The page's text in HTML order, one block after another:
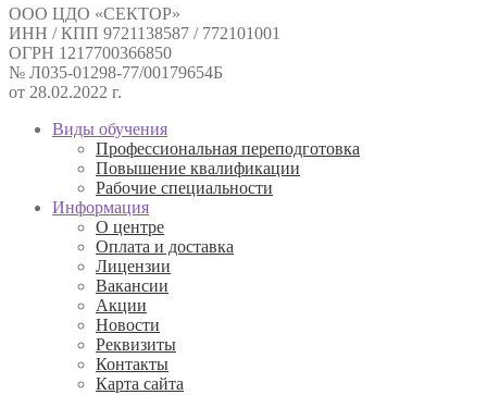
ООО ЦДО «СЕКТОР»
ИНН / КПП 9721138587 / 772101001
ОГРН 1217700366850
№ Л035-01298-77/00179654Б
от 28.02.2022 г.
Виды обучения
Профессиональная переподготовка
Повышение квалификации
Рабочие специальности
Информация
О центре
Оплата и доставка
Лицензии
Вакансии
Акции
Новости
Реквизиты
Контакты
Карта сайта